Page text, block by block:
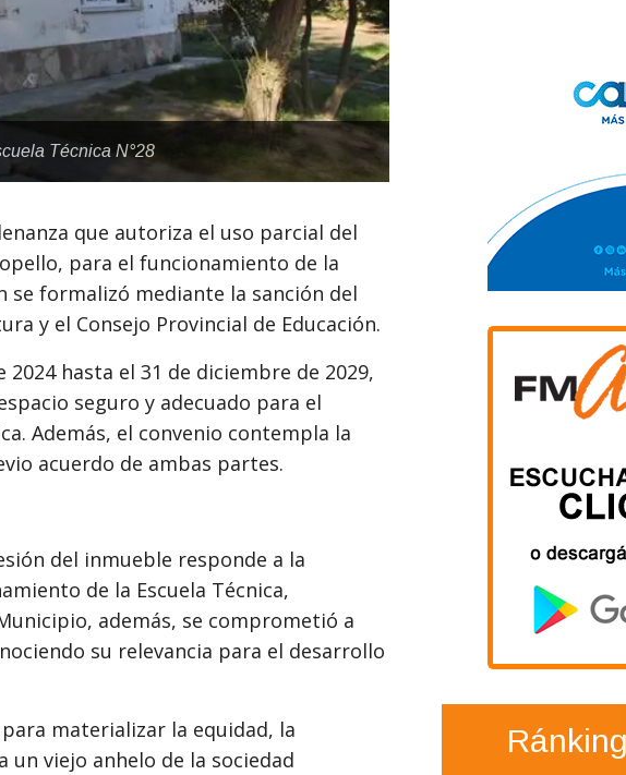
Técnica N°28
que autoriza el uso parcial del
para el funcionamiento de la
se formalizó mediante la sanción del
y el Consejo Provincial de Educación.
hasta el 31 de diciembre de 2029,
seguro y adecuado para el
Además, el convenio contempla la
acuerdo de ambas partes.
del inmueble responde a la
de la Escuela Técnica,
además, se comprometió a
su relevancia para el desarrollo
materializar la equidad, la
viejo anhelo de la sociedad